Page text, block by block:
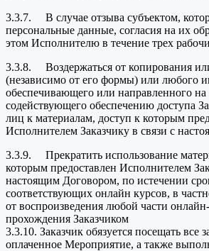
3.3.7. В случае отзыва субъектом,
персональные данные, согласия на их
этом Исполнителю в течение трех
3.3.8. Воздержаться от копирования
(независимо от его формы) или любого
обеспечивающего или направленного
содействующего обеспечению доступа
лиц к материалам, доступ к которым
Исполнителем Заказчику в связи с
3.3.9. Прекратить использование
которым предоставлен Исполнителем
настоящим Договором, по истечении
соответствующих онлайн курсов, в
от воспроизведения любой части
прохождения Заказчиком
3.3.10. Заказчик обязуется посещать все
оплаченное Мероприятие, а также